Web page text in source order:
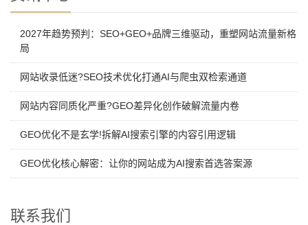
2027年趋势预判：SEO+GEO+品牌三维驱动，重塑网站流量新格
局
网站收录低迷?SEO技术优化打通AI与爬虫双检索通道
网站内容同质化严重?GEO差异化创作破解流量内卷
GEO优化不是玄学!拆解AI搜索引擎的内容引用逻辑
GEO优化核心解密：让你的网站成为AI搜索首选答案源
联系我们